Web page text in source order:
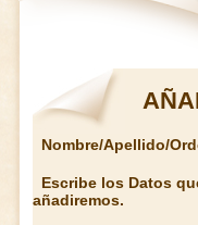
Nombre/Apellido/
Escribe los Datos
añadiremos.